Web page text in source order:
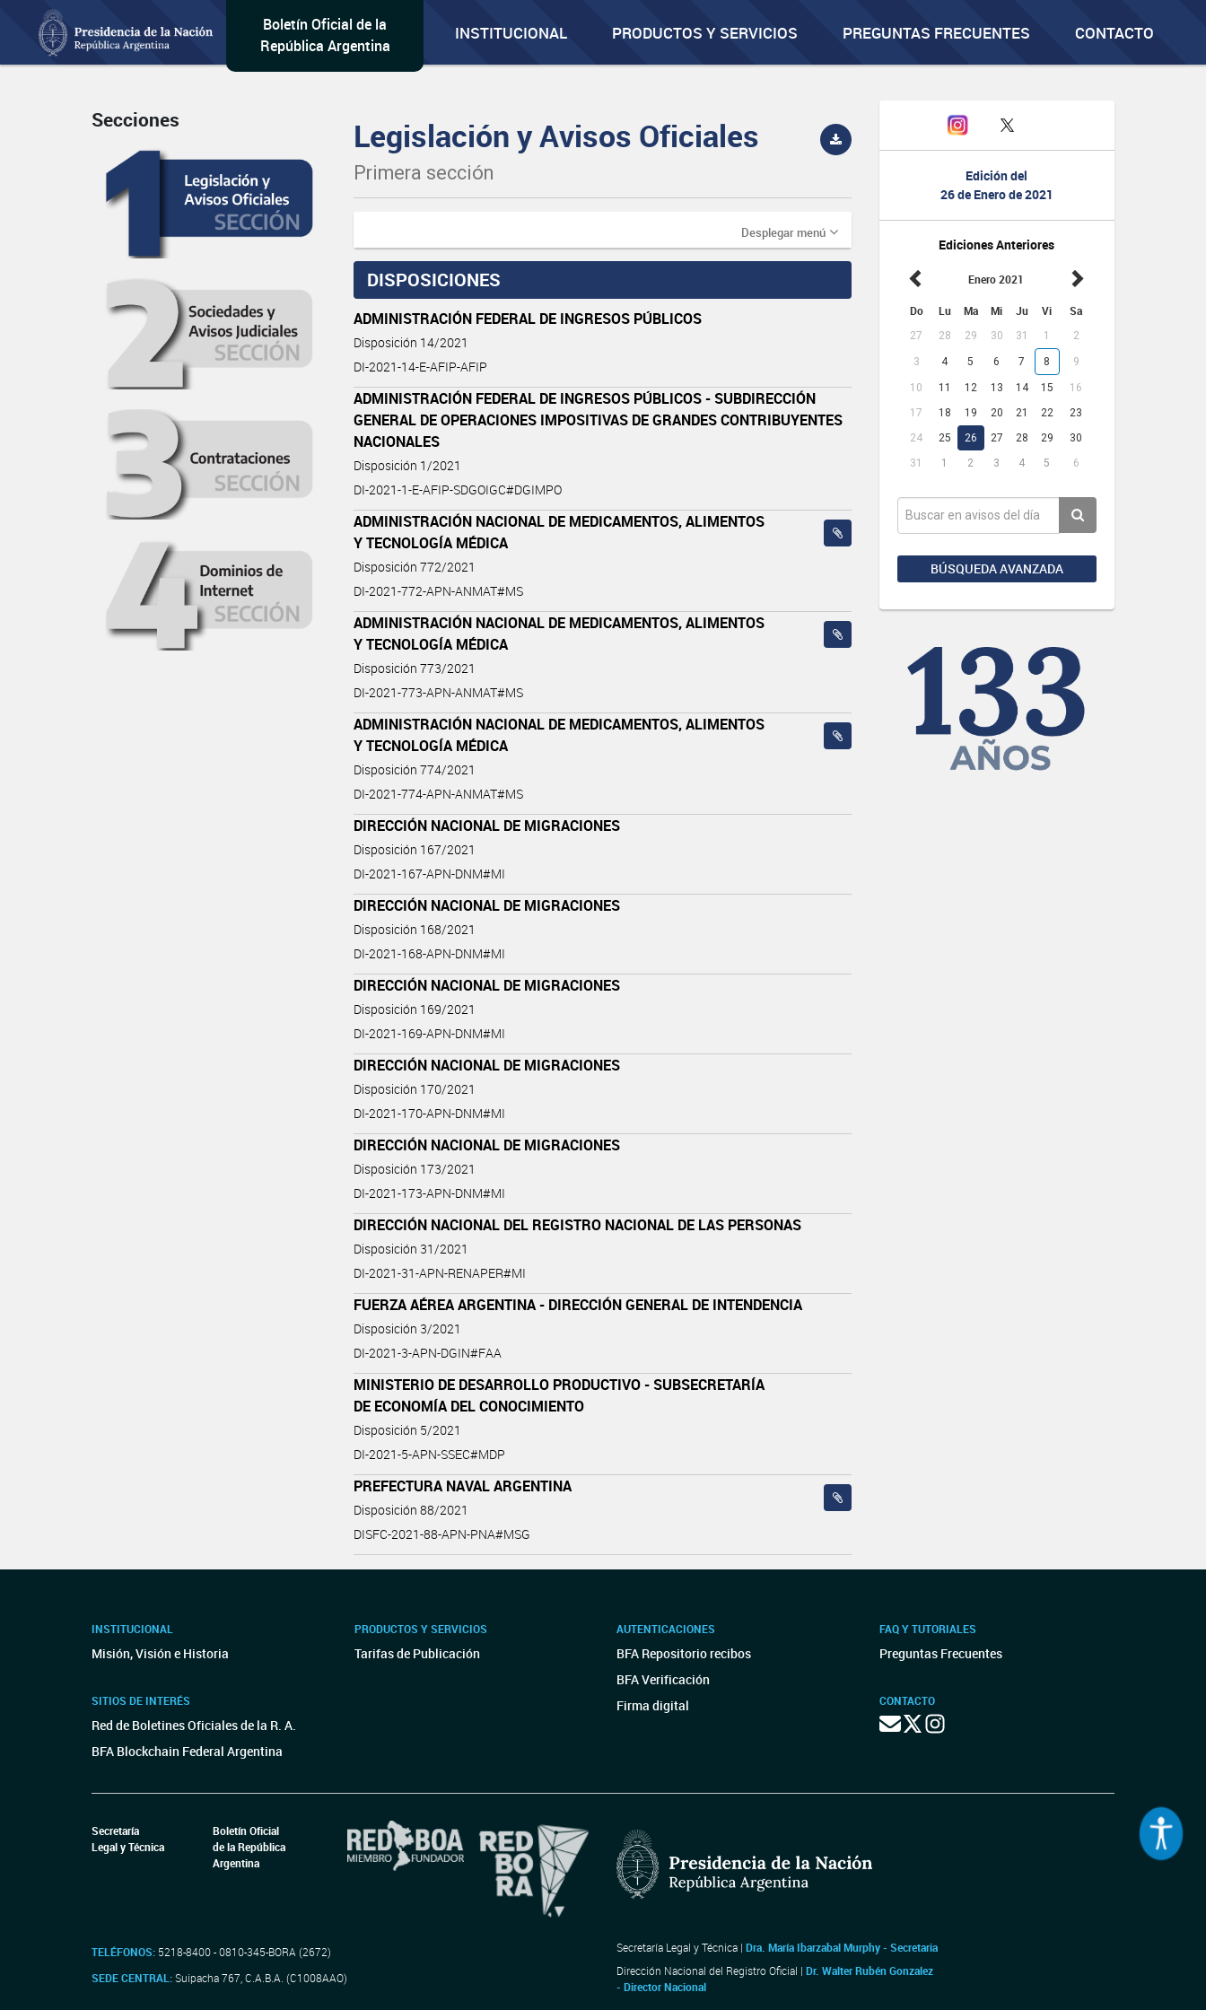
Boletín Oficial de la
República Argentina
INSTITUCIONAL PRODUCTOS Y SERVICIOS PREGUNTAS FRECUENTES CONTACTO
Edición del
26 de Enero de 2021
Ediciones Anteriores
Enero 2021
Do Lu Ma Mi Ju Vi Sa
27 28 29 30 31 1 2
3 4 5 6 7 8 9
10 11 12 13 14 15
16
17
18 19 20 21 22
23
24
25 26 27 28 29
30
31
1 2 3 4 5 6
BÚSQUEDA AVANZADA
Secciones Legislación y Avisos Oficiales
Primera sección
Desplegar menú
DISPOSICIONES
ADMINISTRACIÓN FEDERAL DE INGRESOS PÚBLICOS
Disposición 14/2021
DI-2021-14-E-AFIP-AFIP
ADMINISTRACIÓN FEDERAL DE INGRESOS PÚBLICOS - SUBDIRECCIÓN
GENERAL DE OPERACIONES IMPOSITIVAS DE GRANDES CONTRIBUYENTES
NACIONALES
Disposición 1/2021
DI-2021-1-E-AFIP-SDGOIGC#DGIMPO
ADMINISTRACIÓN NACIONAL DE MEDICAMENTOS, ALIMENTOS
Y TECNOLOGÍA MÉDICA
Disposición 772/2021
DI-2021-772-APN-ANMAT#MS
ADMINISTRACIÓN NACIONAL DE MEDICAMENTOS, ALIMENTOS
Y TECNOLOGÍA MÉDICA
Disposición 773/2021
DI-2021-773-APN-ANMAT#MS
ADMINISTRACIÓN NACIONAL DE MEDICAMENTOS, ALIMENTOS
Y TECNOLOGÍA MÉDICA
Disposición 774/2021
DI-2021-774-APN-ANMAT#MS
DIRECCIÓN NACIONAL DE MIGRACIONES
Disposición 167/2021
DI-2021-167-APN-DNM#MI
DIRECCIÓN NACIONAL DE MIGRACIONES
Disposición 168/2021
DI-2021-168-APN-DNM#MI
DIRECCIÓN NACIONAL DE MIGRACIONES
Disposición 169/2021
DI-2021-169-APN-DNM#MI
DIRECCIÓN NACIONAL DE MIGRACIONES
Disposición 170/2021
DI-2021-170-APN-DNM#MI
DIRECCIÓN NACIONAL DE MIGRACIONES
Disposición 173/2021
DI-2021-173-APN-DNM#MI
DIRECCIÓN NACIONAL DEL REGISTRO NACIONAL DE LAS PERSONAS
Disposición 31/2021
DI-2021-31-APN-RENAPER#MI
FUERZA AÉREA ARGENTINA - DIRECCIÓN GENERAL DE INTENDENCIA
Disposición 3/2021
DI-2021-3-APN-DGIN#FAA
MINISTERIO DE DESARROLLO PRODUCTIVO - SUBSECRETARÍA
DE ECONOMÍA DEL CONOCIMIENTO
Disposición 5/2021
DI-2021-5-APN-SSEC#MDP
PREFECTURA NAVAL ARGENTINA
Disposición 88/2021
DISFC-2021-88-APN-PNA#MSG
INSTITUCIONAL
Misión, Visión e Historia
SITIOS DE INTERÉS
Red de Boletines Oficiales de la R. A.
BFA Blockchain Federal Argentina
PRODUCTOS Y SERVICIOS
Tarifas de Publicación
AUTENTICACIONES
BFA Repositorio recibos
BFA Verificación
Firma digital
FAQ Y TUTORIALES
Preguntas Frecuentes
CONTACTO
Secretaría
Legal y Técnica
Boletín Oficial
de la República
Argentina
TELÉFONOS: 5218-8400 - 0810-345-BORA (2672)
SEDE CENTRAL:Suipacha 767, C.A.B.A. (C1008AAO)
Secretaría Legal y Técnica | Dra. María Ibarzabal Murphy - Secretaria
Dirección Nacional del Registro Oficial | Dr. Walter Rubén Gonzalez
- Director Nacional